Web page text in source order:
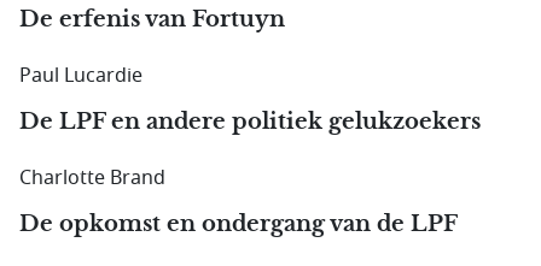
De erfenis van Fortuyn
Paul Lucardie
De LPF en andere politiek gelukzoekers
Charlotte Brand
De opkomst en ondergang van de LPF